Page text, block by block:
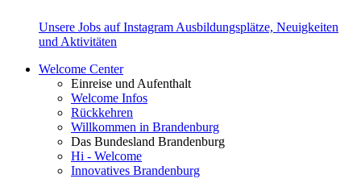
Unsere Jobs auf Instagram Ausbildungsplätze, Neuigkeiten
und Aktivitäten
Welcome Center
Einreise und Aufenthalt
Welcome Infos
Rückkehren
Willkommen in Brandenburg
Das Bundesland Brandenburg
Hi - Welcome
Innovatives Brandenburg